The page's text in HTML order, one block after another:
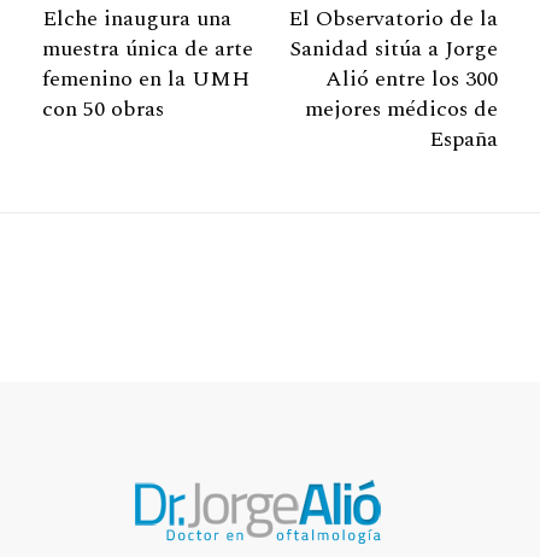
Elche inaugura una
muestra única de arte
femenino en la UMH
con 50 obras
El Observatorio de la
Sanidad sitúa a Jorge
Alió entre los 300
mejores médicos de
España